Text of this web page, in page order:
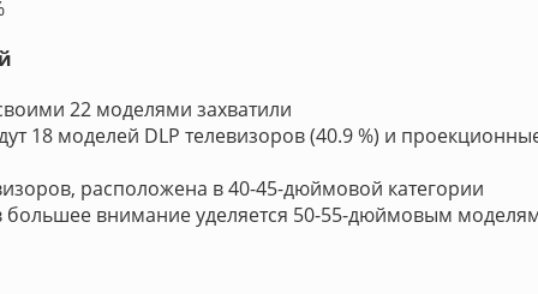
22 моделями захватили
18 моделей DLP телевизоров (40.9 %) и
расположена в 40-45-дюймовой категории
большее внимание уделяется 50-55-дюймовым